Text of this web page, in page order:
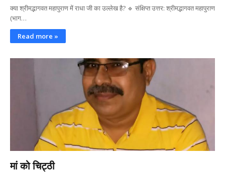
क्या श्रीमद्भागवत महापुराण में राधा जी का उल्लेख है? 🔹 संक्षिप्त उत्तर: श्रीमद्भागवत महापुराण
(भाग…
Read more »
मां को चिट्ठी